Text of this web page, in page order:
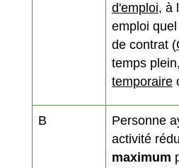
d'emploi, à
emploi
de contrat (
temps
temporaire
B
Personne
activité
maximum